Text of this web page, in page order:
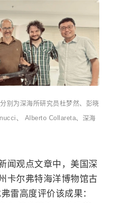
别为深海所研究员杜梦然、彭晓
、 Alberto Collareta、深海
闻观点文章中，美国深
卡尔弗特海洋博物馆古
雷高度评价该成果：